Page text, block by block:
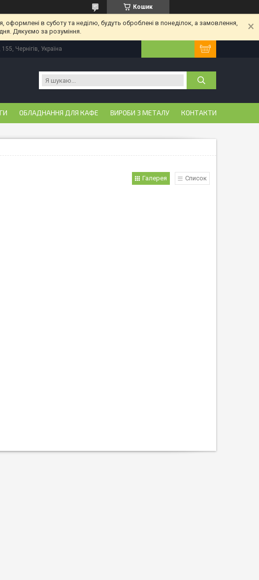
Кошик
в суботу та неділю, будуть оброблені в понеділок, а замовлення,
Дякуємо за розуміння.
Чернігів, Україна
ОБЛАДНАННЯ ДЛЯ КАФЕ ВИРОБИ З МЕТАЛУ КОНТАКТИ
Галерея Список